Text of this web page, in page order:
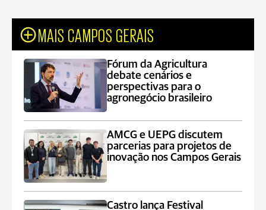
MAIS CAMPOS GERAIS
Fórum da Agricultura
debate cenários e
perspectivas para o
agronegócio brasileiro
AMCG e UEPG discutem
parcerias para projetos de
inovação nos Campos Gerais
Castro lança Festival